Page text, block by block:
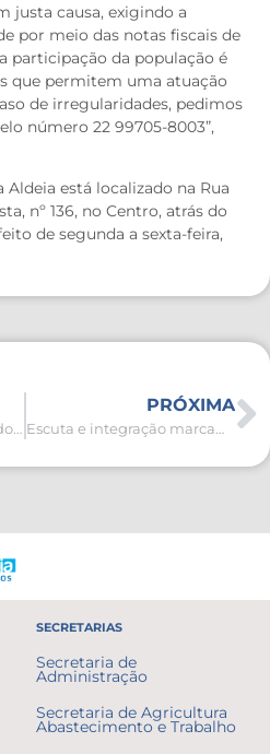
justa causa, exigindo a
por meio das notas fiscais de
participação da população é
que permitem uma atuação
de irregularidades, pedimos
número 22 99705-8003”,
está localizado na Rua
nº 136, no Centro, atrás do
de segunda a sexta-feira,
PRÓXIMA
SECRETARIAS
Secretaria de
Administração
Secretaria de Agricultura
Abastecimento e Trabalho